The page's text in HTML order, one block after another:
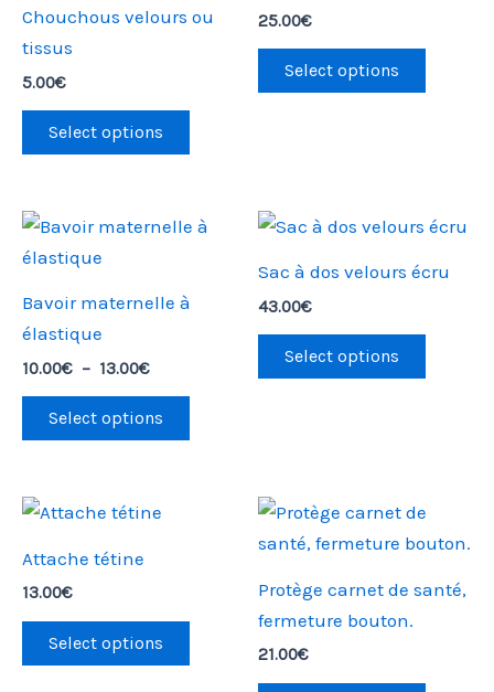
Chouchous velours ou
tissus
5.00€
Select options
plusieurs
peuvent
choisies
25.00€
Select options
Bavoir maternelle à
élastique
10.00€ – 13.00€
Plage
à
Select options
Ce
plusieurs
peuvent
choisies
du
Sac à dos velours écru
43.00€
Select options
Attache tétine
13.00€
Select options
Protège carnet de santé,
fermeture bouton.
21.00€